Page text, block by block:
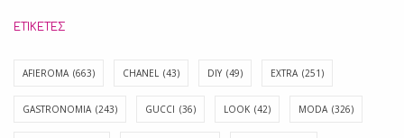
ΕΤΙΚΈΤΕΣ
AFIEROMA (663) CHANEL (43) DIY (49) EXTRA (251)
GASTRONOMIA (243) GUCCI (36) LOOK (42) MODA (326)